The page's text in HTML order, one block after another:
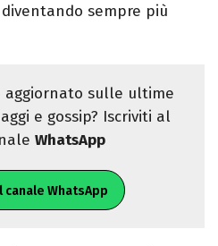
sempre più
aggiornato sulle ultime
e gossip? Iscriviti al
WhatsApp
canale WhatsApp